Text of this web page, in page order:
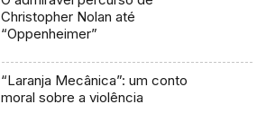
Christopher Nolan até
“Oppenheimer”
“Laranja Mecânica”: um conto
moral sobre a violência